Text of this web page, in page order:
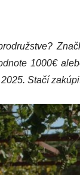
1000€
Stačí